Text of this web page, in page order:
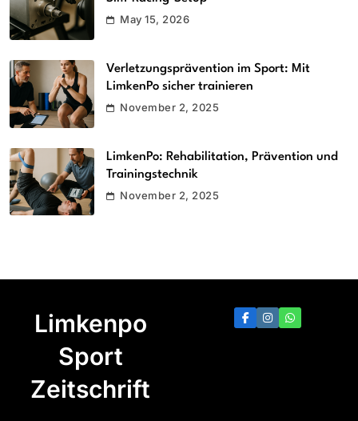
May 15, 2026
Verletzungsprävention im Sport: Mit
LimkenPo sicher trainieren
November 2, 2025
LimkenPo: Rehabilitation, Prävention und
Trainingstechnik
November 2, 2025
Limkenpo
Sport
Zeitschrift